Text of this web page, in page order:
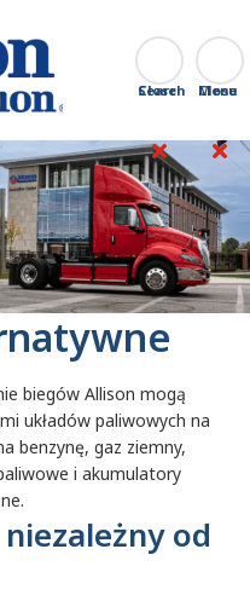
Search
Close
biegów Allison mogą
układów paliwowych na
benzynę, gaz ziemny,
i akumulatory
od